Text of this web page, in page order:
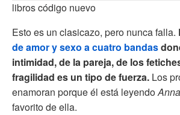
libros código nuevo
Esto es un clasicazo, pero nunca falla.
de amor y sexo a cuatro bandas
intimidad, de la pareja, de los
fragilidad es un tipo de fuerza. Los
enamoran porque él está leyendo
favorito de ella.